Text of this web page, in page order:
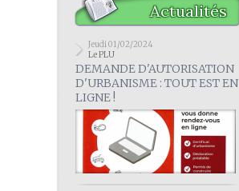
Actualités
Jeudi 01/02/2024
Le PLU
DEMANDE D'AUTORISATION
D'URBANISME : TOUT EST EN
LIGNE !